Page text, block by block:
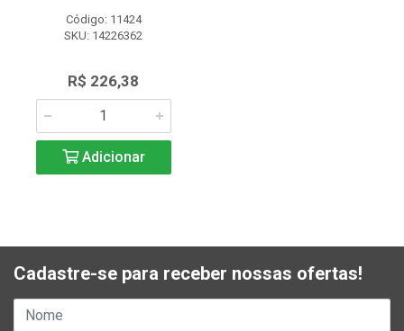
Código: 11424
SKU: 14226362
R$ 226,38
Adicionar
Cadastre-se para receber nossas ofertas!